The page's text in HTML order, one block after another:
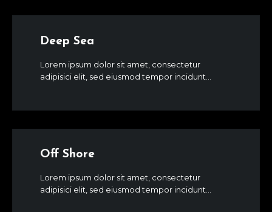
Deep Sea
Lorem ipsum dolor sit amet, consectetur
adipisici elit, sed eiusmod tempor incidunt...
Off Shore
Lorem ipsum dolor sit amet, consectetur
adipisici elit, sed eiusmod tempor incidunt...